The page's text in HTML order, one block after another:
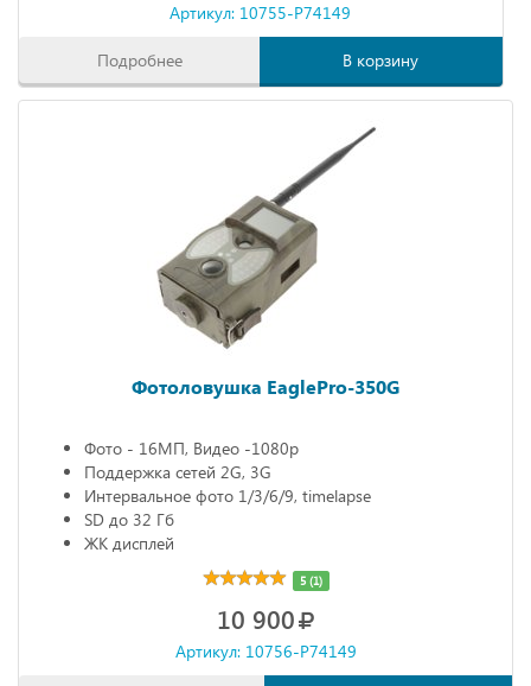
Артикул: 10755-P74149
Подробнее В корзину
Фотоловушка EaglePro-350G
Фото - 16МП, Видео -1080р
Поддержка сетей 2G, 3G
Интервальное фото 1/3/6/9, timelapse
SD до 32 Гб
ЖК дисплей
5 (1)
10 900
Артикул: 10756-P74149